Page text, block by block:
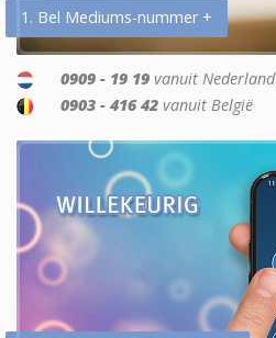
1. Bel Mediums-nummer +
0909 - 19 19 vanuit Nederland
0903 - 416 42 vanuit België